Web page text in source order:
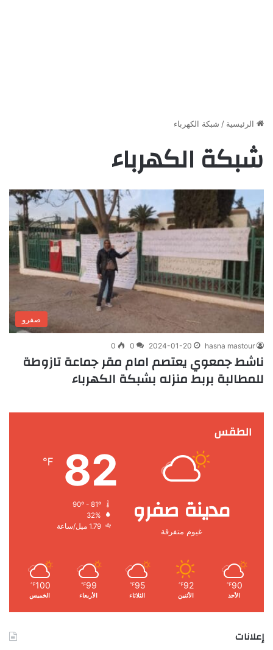
الرئيسية / شبكة الكهرباء
شبكة الكهرباء
صفرو
hasna mastour
2024-01-20
0
0
ناشط جمعوي يعتصم امام مقر جماعة تازوطة
للمطالبة بربط منزله بشبكة الكهرباء
الطقس
مدينة صفرو
غيوم متفرقة
82
℉
32%
1.79 ميل/ساعة
90
℉
الأحد
92
℉
الأثنين
95
℉
الثلاثاء
99
℉
الأربعاء
100
℉
الخميس
إعلانات